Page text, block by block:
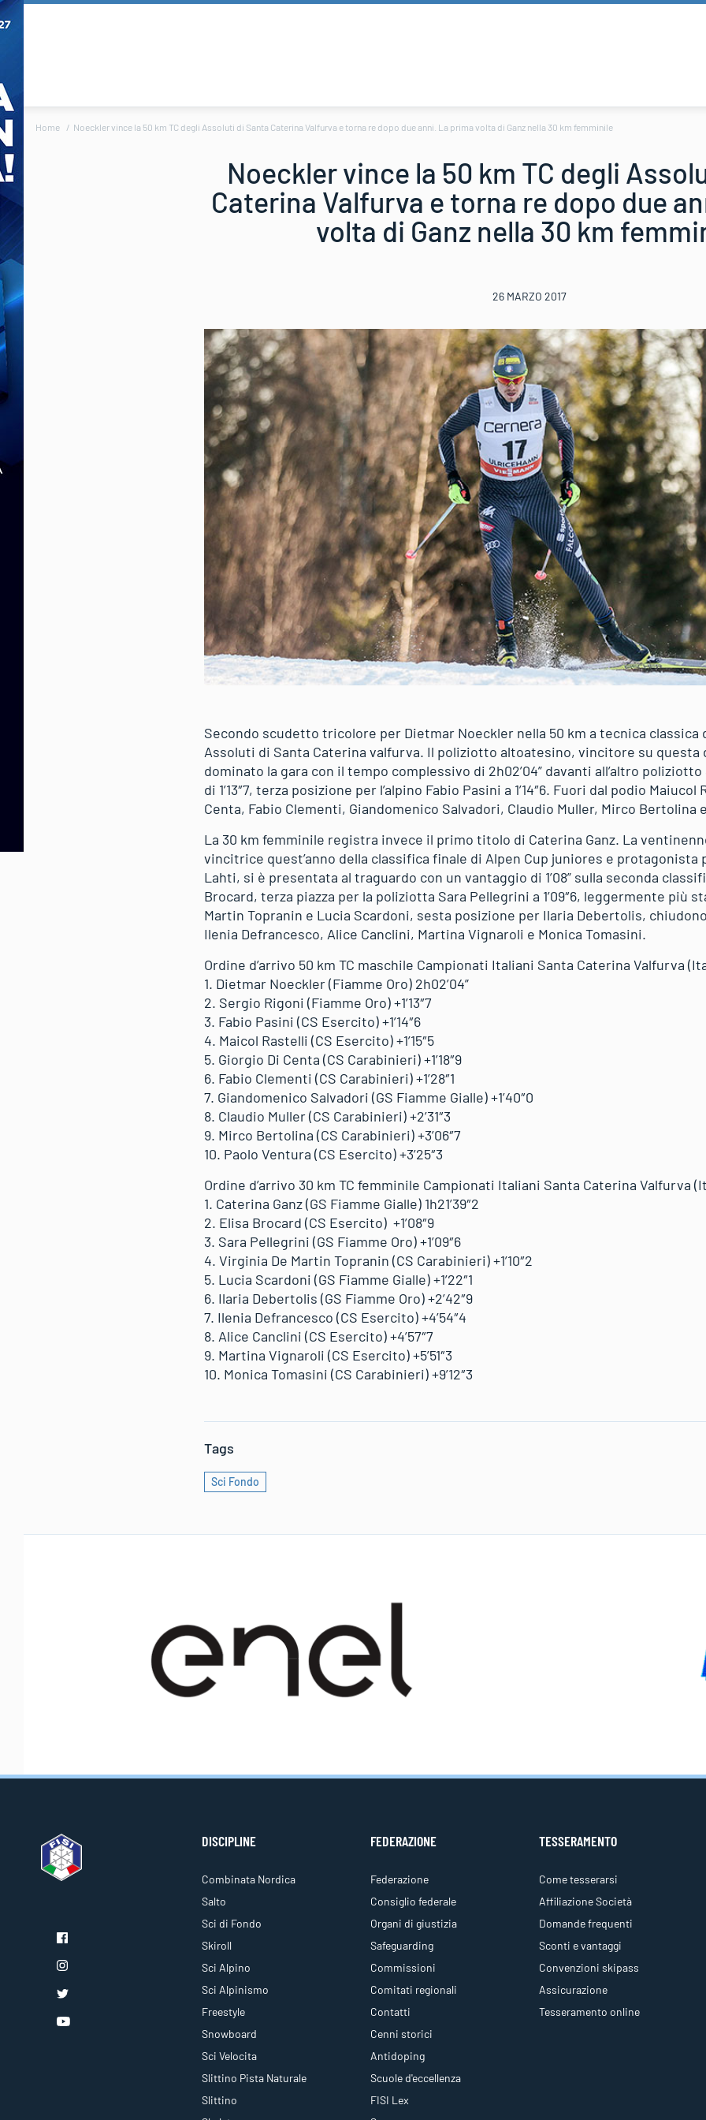
Home Noeckler vince la 50 km TC degli Assoluti di Santa Caterina Valfurva e torna re dopo due anni. La prima volta di Ganz nella 30 km femminile
Noeckler vince la 50 km TC degli
Caterina Valfurva e torna re dopo due
volta di Ganz nella 30 km
26 MARZO 2017
Secondo scudetto tricolore per Dietmar Noeckler nella 50 km a tecnica classica
Assoluti di Santa Caterina valfurva. Il poliziotto altoatesino, vincitore su questa
dominato la gara con il tempo complessivo di 2h02’04” davanti all’altro
di 1’13″7, terza posizione per l’alpino Fabio Pasini a 1’14″6. Fuori dal podio
Centa, Fabio Clementi, Giandomenico Salvadori, Claudio Muller, Mirco Bertolina
La 30 km femminile registra invece il primo titolo di Caterina Ganz. La
vincitrice quest’anno della classifica finale di Alpen Cup juniores e protagonista
Lahti, si è presentata al traguardo con un vantaggio di 1’08” sulla seconda
Brocard, terza piazza per la poliziotta Sara Pellegrini a 1’09″6, leggermente più
Martin Topranin e Lucia Scardoni, sesta posizione per Ilaria Debertolis,
Ilenia Defrancesco, Alice Canclini, Martina Vignaroli e Monica Tomasini.
Ordine d’arrivo 50 km TC maschile Campionati Italiani Santa Caterina Valfurva
1. Dietmar Noeckler (Fiamme Oro) 2h02’04”
2. Sergio Rigoni (Fiamme Oro) +1’13″7
3. Fabio Pasini (CS Esercito) +1’14″6
4. Maicol Rastelli (CS Esercito) +1’15″5
5. Giorgio Di Centa (CS Carabinieri) +1’18″9
6. Fabio Clementi (CS Carabinieri) +1’28″1
7. Giandomenico Salvadori (GS Fiamme Gialle) +1’40″0
8. Claudio Muller (CS Carabinieri) +2’31″3
9. Mirco Bertolina (CS Carabinieri) +3’06″7
10. Paolo Ventura (CS Esercito) +3’25″3
Ordine d’arrivo 30 km TC femminile Campionati Italiani Santa Caterina Valfurva
1. Caterina Ganz (GS Fiamme Gialle) 1h21’39″2
2. Elisa Brocard (CS Esercito) +1’08″9
3. Sara Pellegrini (GS Fiamme Oro) +1’09″6
4. Virginia De Martin Topranin (CS Carabinieri) +1’10″2
5. Lucia Scardoni (GS Fiamme Gialle) +1’22″1
6. Ilaria Debertolis (GS Fiamme Oro) +2’42″9
7. Ilenia Defrancesco (CS Esercito) +4’54″4
8. Alice Canclini (CS Esercito) +4’57″7
9. Martina Vignaroli (CS Esercito) +5’51″3
10. Monica Tomasini (CS Carabinieri) +9’12″3
Tags
Sci Fondo
DISCIPLINE
Combinata Nordica
Salto
Sci di Fondo
Skiroll
Sci Alpino
Sci Alpinismo
Freestyle
Snowboard
Sci Velocita
Slittino Pista Naturale
Slittino
FEDERAZIONE
Federazione
Consiglio federale
Organi di giustizia
Safeguarding
Commissioni
Comitati regionali
Contatti
Cenni storici
Antidoping
Scuole d'eccellenza
FISI Lex
TESSERAMENTO
Come tesserarsi
Affiliazione Società
Domande frequenti
Sconti e vantaggi
Convenzioni skipass
Assicurazione
Tesseramento online